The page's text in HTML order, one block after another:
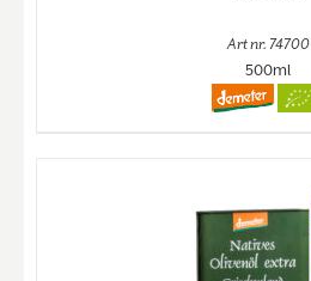
Art nr. 74700
500ml